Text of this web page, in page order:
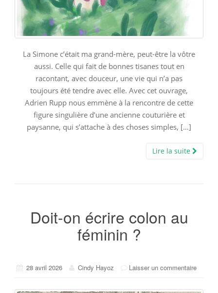
La Simone c’était ma grand-mère, peut-être la vôtre
aussi. Celle qui fait de bonnes tisanes tout en
racontant, avec douceur, une vie qui n’a pas
toujours été tendre avec elle. Avec cet ouvrage,
Adrien Rupp nous emmène à la rencontre de cette
figure singulière d’une ancienne couturière et
paysanne, qui s’attache à des choses simples, […]
Lire la suite
Doit-on écrire colon au
féminin ?
28 avril 2026 Cindy Hayoz Laisser un commentaire